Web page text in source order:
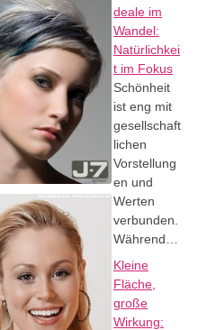
deale im
Wandel:
Natürlichkei
t im Fokus
Schönheit
ist eng mit
gesellschaft
lichen
Vorstellung
en und
Werten
verbunden.
Während…
Kleine
Fläche,
große
Wirkung: